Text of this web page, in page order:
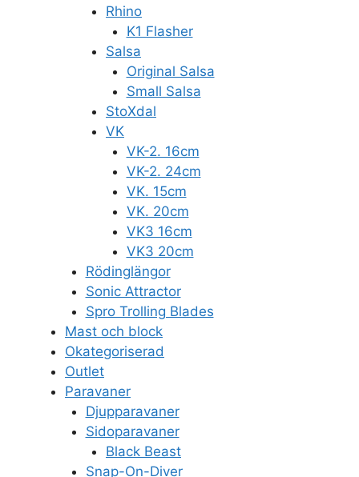
Rhino
K1 Flasher
Salsa
Original Salsa
Small Salsa
StoXdal
VK
VK-2. 16cm
VK-2. 24cm
VK. 15cm
VK. 20cm
VK3 16cm
VK3 20cm
Rödinglängor
Sonic Attractor
Spro Trolling Blades
Mast och block
Okategoriserad
Outlet
Paravaner
Djupparavaner
Sidoparavaner
Black Beast
Snap-On-Diver